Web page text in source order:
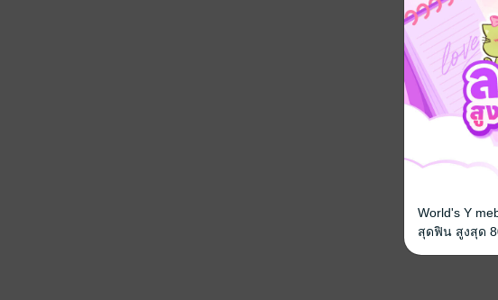
World's Y
สุดฟิน สูงสุด